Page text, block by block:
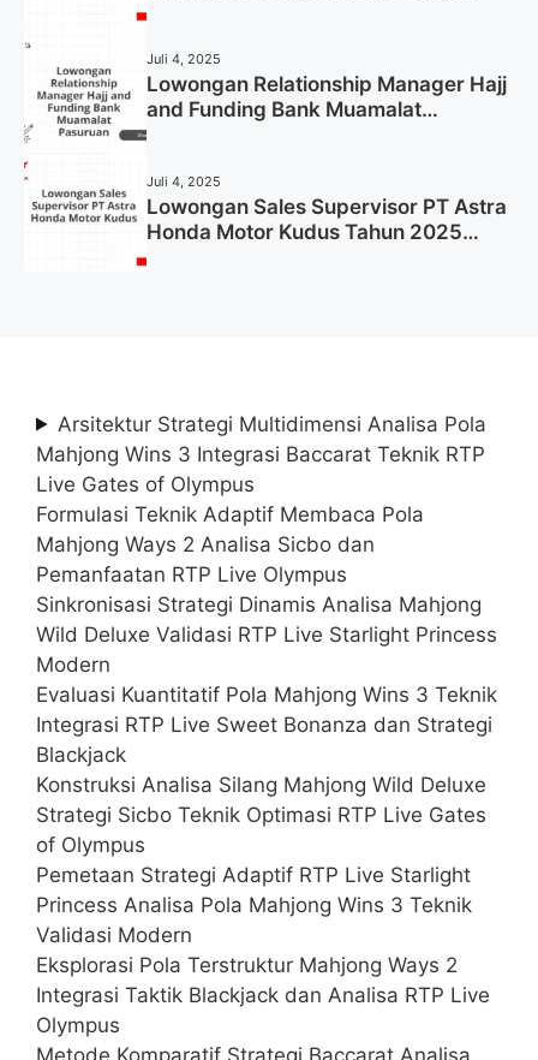
Juli 4, 2025
Lowongan Relationship Manager Hajj
and Funding Bank Muamalat
Juli 4, 2025
Lowongan Sales Supervisor PT Astra
Honda Motor Kudus Tahun 2025
Arsitektur Strategi Multidimensi Analisa Pola
Mahjong Wins 3 Integrasi Baccarat Teknik RTP
Live Gates of Olympus
Formulasi Teknik Adaptif Membaca Pola
Mahjong Ways 2 Analisa Sicbo dan
Pemanfaatan RTP Live Olympus
Sinkronisasi Strategi Dinamis Analisa Mahjong
Wild Deluxe Validasi RTP Live Starlight Princess
Modern
Evaluasi Kuantitatif Pola Mahjong Wins 3 Teknik
Integrasi RTP Live Sweet Bonanza dan Strategi
Blackjack
Konstruksi Analisa Silang Mahjong Wild Deluxe
Strategi Sicbo Teknik Optimasi RTP Live Gates
of Olympus
Pemetaan Strategi Adaptif RTP Live Starlight
Princess Analisa Pola Mahjong Wins 3 Teknik
Validasi Modern
Eksplorasi Pola Terstruktur Mahjong Ways 2
Integrasi Taktik Blackjack dan Analisa RTP Live
Olympus
Metode Komparatif Strategi Baccarat Analisa